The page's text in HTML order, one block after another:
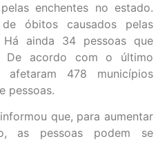
enchentes no estado.
óbitos causados pelas
ainda 34 pessoas que
De acordo com o último
478 municípios
pessoas.
que, para aumentar
as pessoas podem se